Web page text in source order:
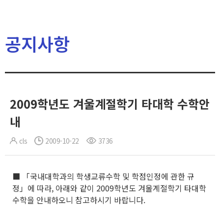
공지사항
2009학년도 겨울계절학기 타대학 수학안
내
cls 2009-10-22 3736
■ 「국내대학과의 학생교류수학 및 학점인정에 관한 규
정」에 따라, 아래와 같이 2009학년도 겨울계절학기 타대학
수학을 안내하오니 참고하시기 바랍니다.